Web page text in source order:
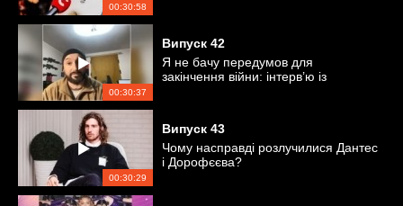
00:30:58
00:30:37
Випуск 42
Я не бачу передумов для
закінчення війни: інтерв’ю із
00:30:29
Випуск 43
Чому насправді розлучилися Дантес
і Дорофєєва?